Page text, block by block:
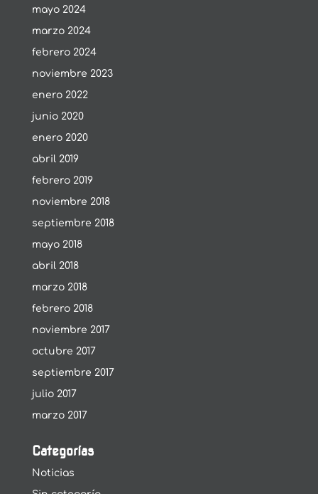
mayo 2024
marzo 2024
febrero 2024
noviembre 2023
enero 2022
junio 2020
enero 2020
abril 2019
febrero 2019
noviembre 2018
septiembre 2018
mayo 2018
abril 2018
marzo 2018
febrero 2018
noviembre 2017
octubre 2017
septiembre 2017
julio 2017
marzo 2017
Categorías
Noticias